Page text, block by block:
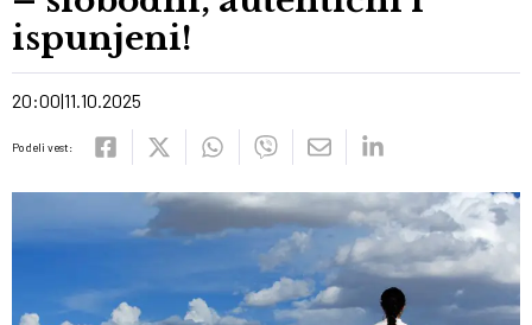
ispunjeni!
20:00 11.10.2025
Podeli vest: